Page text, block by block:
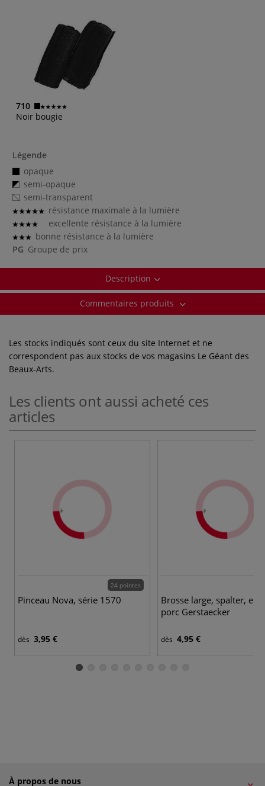
710
Noir bougie
Légende
opaque
semi-opaque
semi-transparent
résistance maximale à la lumière
excellente résistance à la lumière
bonne résistance à la lumière
PG Groupe de prix
Description
Commentaires produits
Les stocks indiqués sont ceux du site Internet et ne
correspondent pas aux stocks de vos magasins Le Géant des
Beaux-Arts.
Les clients ont aussi acheté ces
articles
24 pointes
Pinceau Nova, série 1570
dès 3,95 €
Brosse large, spalter, en
porc Gerstaecker
dès 4,95 €
À propos de nous